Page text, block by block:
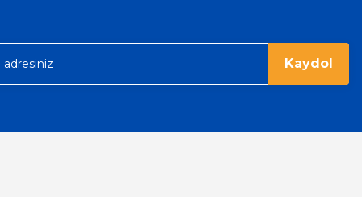
ile hızlı ve sağlam bir şekilde
Kaydol